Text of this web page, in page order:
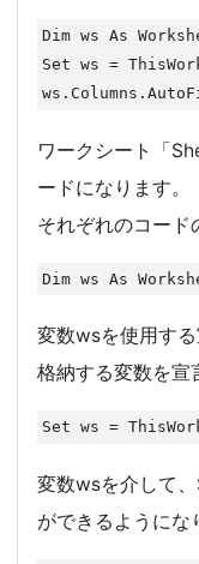
Dim ws As
Set ws =
ワークシート「
ードになります。
それぞれのコード
Dim ws As
変数wsを使用す
格納する変数を宣
Set ws =
変数wsを介して
ができるようにな